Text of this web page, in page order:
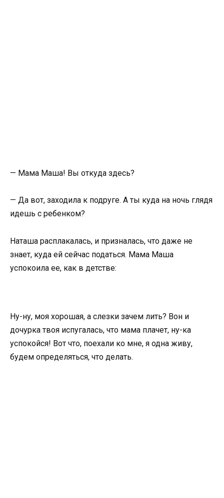
— Мама Маша! Вы откуда здесь?
— Да вот, заходила к подруге. А ты куда на ночь глядя
идешь с ребенком?
Наташа расплакалась, и призналась, что даже не
знает, куда ей сейчас податься. Мама Маша
успокоила ее, как в детстве:
Ну-ну, моя хорошая, а слезки зачем лить? Вон и
дочурка твоя испугалась, что мама плачет, ну-ка
успокойся! Вот что, поехали ко мне, я одна живу,
будем определяться, что делать.